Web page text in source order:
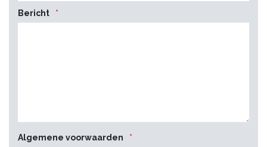
Bericht *
Algemene voorwaarden *